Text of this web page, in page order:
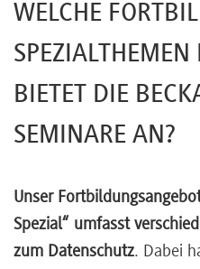
WELCHE
BIETET DIE
SEMINARE AN?
Unser
Spezial“ umfasst
zum Datenschutz. Dabei